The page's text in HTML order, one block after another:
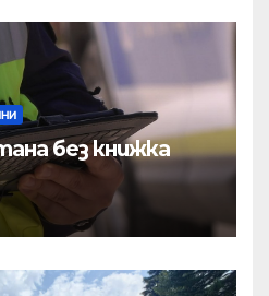
без книжка